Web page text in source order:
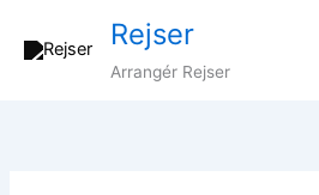
Rejser
Arrangér Rejser